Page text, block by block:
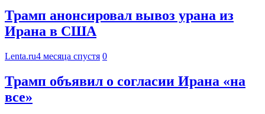
Трамп анонсировал вывоз урана из
Ирана в США
Lenta.ru4 месяца спустя 0
Трамп объявил о согласии Ирана «на
все»